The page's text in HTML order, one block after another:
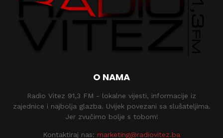
O NAMA
Radio Vitez 91,3 FM - lokalne vijesti, informacije iz
zajednice i najbolja glazba. Uvijek povezani sa slušateljima.
Jer zvučimo bolje s tobom!
Kontaktiraj nas: marketing@radiovitez.ba